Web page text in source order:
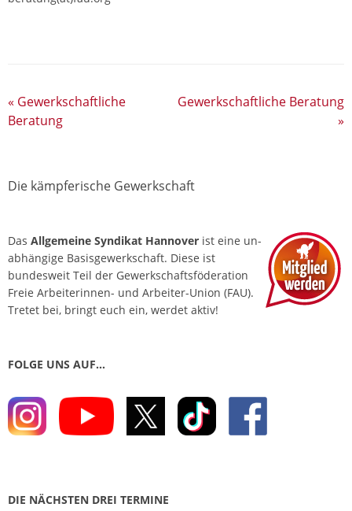
« Gewerkschaftliche
Beratung
Gewerkschaftliche Beratung
»
Die kämpferische Gewerkschaft
Das Allgemeine Syndikat Hannover ist eine un­
abhängige Basis­gewerkschaft. Diese ist
bundesweit Teil der Gewerkschafts­föderation
Freie Arbeiterinnen- und Arbeiter-Union (FAU).
Tretet bei, bringt euch ein, werdet aktiv!
FOLGE UNS AUF…
DIE NÄCHSTEN DREI TERMINE